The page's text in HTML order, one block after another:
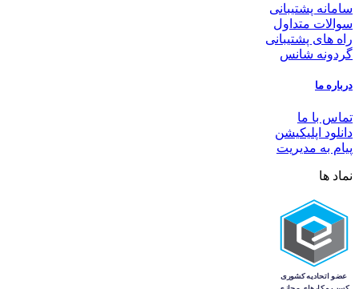
سامانه پشتیبانی
سوالات متداول
راه های پشتیبانی
گردونه شانس
درباره ما
تماس با ما
دانلود اپلیکیشن
پیام به مدیریت
نماد ها